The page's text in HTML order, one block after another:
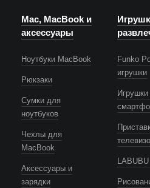
Mac, MacBook и
аксессуары
Ноутбуки MacBook
Рюкзаки
Сумки для
ноутбуков
Чехлы для
MacBook
Аксессуары и
зарядки
Funko
игрушки